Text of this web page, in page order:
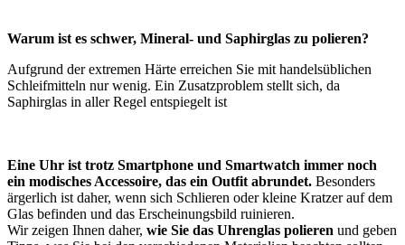
Warum ist es schwer, Mineral- und Saphirglas zu polieren?
Aufgrund der extremen Härte erreichen Sie mit handelsüblichen
Schleifmitteln nur wenig. Ein Zusatzproblem stellt sich, da
Saphirglas in aller Regel entspiegelt ist
Eine Uhr ist trotz Smartphone und Smartwatch immer noch
ein modisches Accessoire, das ein Outfit abrundet. Besonders
ärgerlich ist daher, wenn sich Schlieren oder kleine Kratzer auf dem
Glas befinden und das Erscheinungsbild ruinieren.
Wir zeigen Ihnen daher, wie Sie das Uhrenglas polieren und geben